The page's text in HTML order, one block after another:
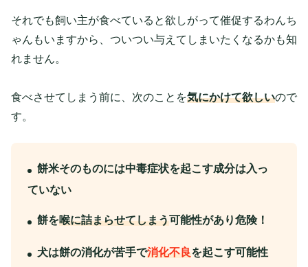
それでも飼い主が食べていると欲しがって催促するわんち
ゃんもいますから、ついつい与えてしまいたくなるかも知
れません。
食べさせてしまう前に、次のことを気にかけて欲しいので
す。
餅米そのものには中毒症状を起こす成分は入っ
ていない
餅を喉に詰まらせてしまう可能性があり危険！
犬は餅の消化が苦手で消化不良を起こす可能性